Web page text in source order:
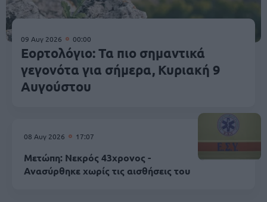
09 Αυγ 2026 00:00
Εορτολόγιο: Τα πιο σημαντικά
γεγονότα για σήμερα, Κυριακή 9
Αυγούστου
08 Αυγ 2026 17:07
Μετώπη: Νεκρός 43χρονος -
Ανασύρθηκε χωρίς τις αισθήσεις του